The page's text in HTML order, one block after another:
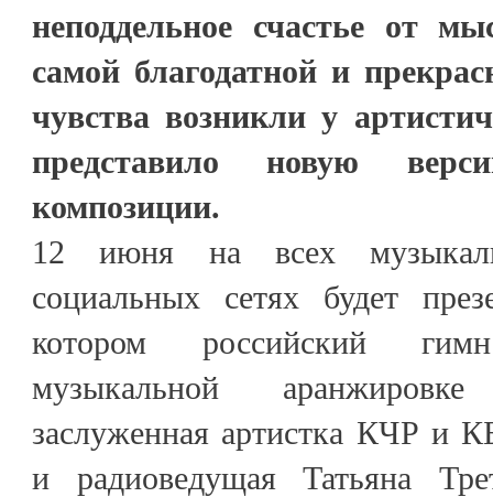
неподдельное счастье от
самой благодатной и
чувства возникли у
представило новую
композиции.
12 июня на всех
социальных сетях будет
котором российский
музыкальной
заслуженная артистка КЧР и
и радиоведущая Татьяна